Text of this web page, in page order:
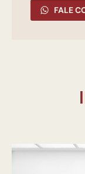
FALE